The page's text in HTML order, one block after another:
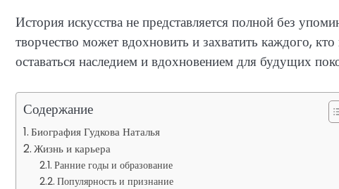
История искусства не представляется полной без
творчество может вдохновить и захватить каждого,
оставаться наследием и вдохновением для будущих
Содержание
Биография Гудкова Наталья
Жизнь и карьера
Ранние годы и образование
Популярность и признание